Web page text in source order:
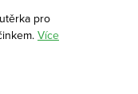
pro
Více